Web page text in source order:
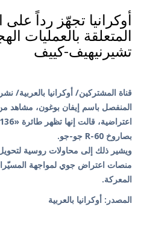
أوكرانيا تجهّز رداً
المتعلقة بالعمليات
تشيرنيهيف-كييف
قناة المشتركين/ أوكرانيا بالعربية/
بصاروخ R-60 جو-جو.
ويشير ذلك إلى محاولات روسية لتحويل
منصات اعتراض جوي لمواجهة
المعركة.
المصدر: أوكرانيا بالعربية